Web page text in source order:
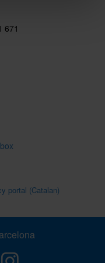
671
portal (Catalan)